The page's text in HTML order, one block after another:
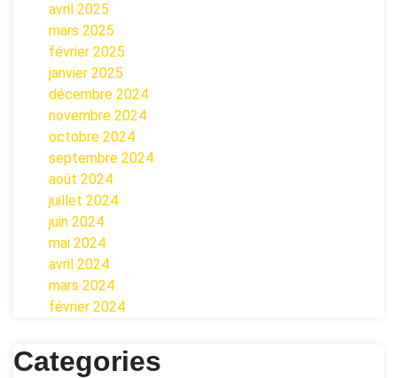
avril 2025
mars 2025
février 2025
janvier 2025
décembre 2024
novembre 2024
octobre 2024
septembre 2024
août 2024
juillet 2024
juin 2024
mai 2024
avril 2024
mars 2024
février 2024
Categories